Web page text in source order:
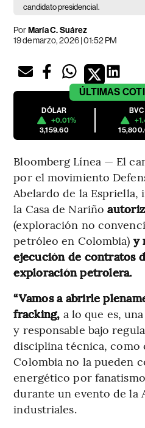
candidato presidencial.
PorMaría C. Suárez
19 de marzo, 2026 | 01:52 PM
ÚLTIMAS
DÓLAR
+0.01%
3,159.60
BVC
Bloomberg Línea — El
por el movimiento
Abelardo de la Espriella,
la Casa de Nariño
(exploración no
petróleo en Colombia) y
ejecución de contratos
exploración petrolera.
“Vamos a abrirle
fracking, a lo que es,
y responsable bajo
disciplina técnica, como
Colombia no la pueden
energético por
durante un evento de la
industriales.